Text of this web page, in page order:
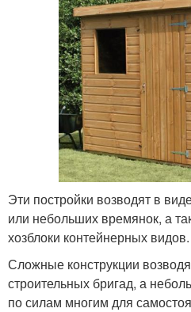
Эти постройки возводят в
или небольших времянок, а
хозблоки контейнерных видов.
Сложные конструкции
строительных бригад, а
по силам многим для